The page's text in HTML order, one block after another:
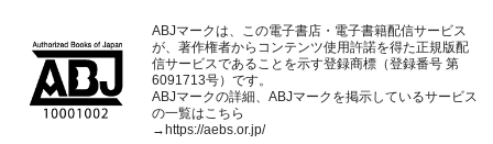
ABJマークは、この電子書店・電子書籍配信サービス
が、著作権者からコンテンツ使用許諾を得た正規版配
信サービスであることを示す登録商標（登録番号 第
6091713号）です。
ABJマークの詳細、ABJマークを掲示しているサービス
の一覧はこちら
→https://aebs.or.jp/